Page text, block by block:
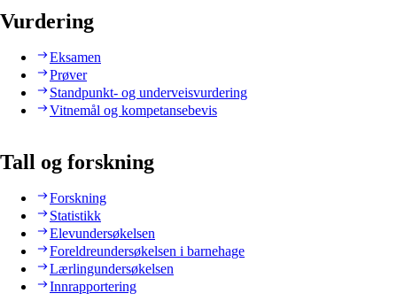
Vurdering
Eksamen
Prøver
Standpunkt- og underveisvurdering
Vitnemål og kompetansebevis
Tall og forskning
Forskning
Statistikk
Elevundersøkelsen
Foreldreundersøkelsen i barnehage
Lærlingundersøkelsen
Innrapportering